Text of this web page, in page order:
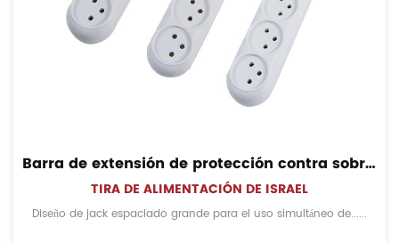
Barra de extensión de protección contra sobretensiones de Israel con interruptor
TIRA DE ALIMENTACIÓN DE ISRAEL
Diseño de jack espaciado grande para el uso simultáneo de......